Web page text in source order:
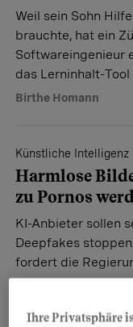
Weil sein Sohn
brauchte, hat ein
Softwareingenieur
das Lerninhalt-
Birthe Homann
Künstliche Intelligenz
Harmlose
zu Pornos
KI-Anbieter sollen
Deepfakes
fordert die
Ihre Privatsphäre